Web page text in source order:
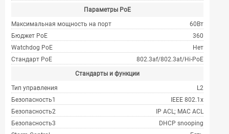
Параметры PoE
Максимальная мощность на порт
60Вт
Бюджет PoE
360
Watchdog PoE
Нет
Стандарт PoE
802.3af/802.3at/Hi-PoE
Стандарты и функции
Тип управления
L2
Безопасность1
IEEE 802.1x
Безопасность2
IP ACL; MAC ACL
Безопасность3
DHCP snooping